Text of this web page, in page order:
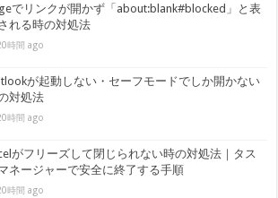
でリンクが開かず「about:blank#blocked」と表
れる時の対処法
時間 ago
が起動しない・セーフモードでしか開かない
対処法
時間 ago
がフリーズして閉じられない時の対処法｜タス
ネージャーで安全に終了する手順
時間 ago